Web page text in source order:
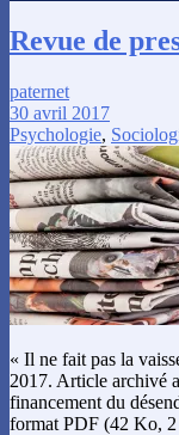
Revue de
paternet
30 avril 2017
Psychologie,
« Il ne fait pas la
2017. Article archivé
financement du
format PDF (42 Ko, 2